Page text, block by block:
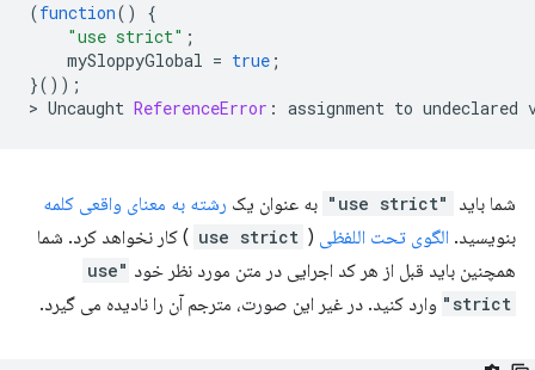
(function()
{
"use strict" ;
mySloppyGlobal = true ;
}());
> Uncaught ReferenceError : assignment to undeclared
شما باید "use strict" به عنوان یک رشته به معنای واقعی کلمه
بنویسید. الگوی تحت اللفظی (
use strict ) کار نخواهد کرد. شما
همچنین باید قبل از هر کد اجرایی در متن مورد نظر خود
"use
strict"
وارد کنید. در غیر این صورت، مترجم آن را نادیده می گیرد.